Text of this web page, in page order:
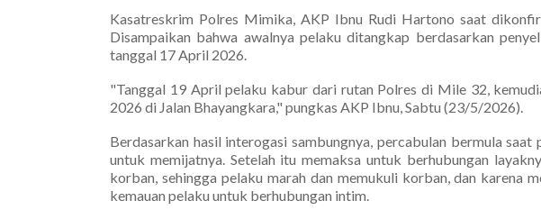
Kasatreskrim Polres Mimika, AKP Ibnu Rudi Hartono saat
Disampaikan bahwa awalnya pelaku ditangkap berdasarkan
tanggal 17 April 2026.
"Tanggal 19 April pelaku kabur dari rutan Polres di Mile 32,
2026 di Jalan Bhayangkara," pungkas AKP Ibnu, Sabtu (23/5/2026).
Berdasarkan hasil interogasi sambungnya, percabulan bermula
untuk memijatnya. Setelah itu memaksa untuk berhubungan
korban, sehingga pelaku marah dan memukuli korban, dan karena
kemauan pelaku untuk berhubungan intim.